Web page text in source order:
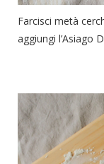
Farcisci metà
aggiungi l’Asiago